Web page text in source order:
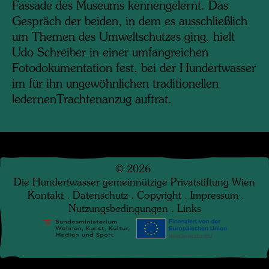
Fassade des Museums kennengelernt. Das
Gespräch der beiden, in dem es ausschließlich
um Themen des Umweltschutzes ging, hielt
Udo Schreiber in einer umfangreichen
Fotodokumentation fest, bei der Hundertwasser
im für ihn ungewöhnlichen traditionellen
ledernenTrachtenanzug auftrat.
© 2026
Die Hundertwasser gemeinnützige Privatstiftung Wien
Kontakt . Datenschutz . Copyright . Impressum .
Nutzungsbedingungen . Links